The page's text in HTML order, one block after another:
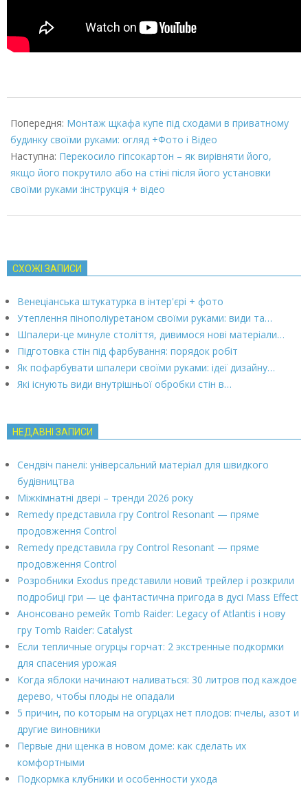
03-
08
Попередня: Монтаж щкафа купе під сходами в приватному
будинку своїми руками: огляд +Фото і Відео
Наступна: Перекосило гіпсокартон – як вирівняти його,
якщо його покрутило або на стіні після його установки
своїми руками :інструкція + відео
СХОЖІ ЗАПИСИ
Венеціанська штукатурка в інтер'єрі + фото
Утеплення пінополіуретаном своїми руками: види та…
Шпалери-це минуле століття, дивимося нові матеріали…
Підготовка стін під фарбування: порядок робіт
Як пофарбувати шпалери своїми руками: ідеї дизайну…
Які існують види внутрішньої обробки стін в…
НЕДАВНІ ЗАПИСИ
Сендвіч панелі: універсальний матеріал для швидкого
будівництва
Міжкімнатні двері – тренди 2026 року
Remedy представила гру Control Resonant — пряме
продовження Control
Remedy представила гру Control Resonant — пряме
продовження Control
Розробники Exodus представили новий трейлер і розкрили
подробиці гри — це фантастична пригода в дусі Mass Effect
Анонсовано ремейк Tomb Raider: Legacy of Atlantis і нову
гру Tomb Raider: Catalyst
Если тепличные огурцы горчат: 2 экстренные подкормки
для спасения урожая
Когда яблоки начинают наливаться: 30 литров под каждое
дерево, чтобы плоды не опадали
5 причин, по которым на огурцах нет плодов: пчелы, азот и
другие виновники
Первые дни щенка в новом доме: как сделать их
комфортными
Подкормка клубники и особенности ухода